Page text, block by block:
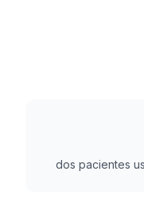
dos pacientes